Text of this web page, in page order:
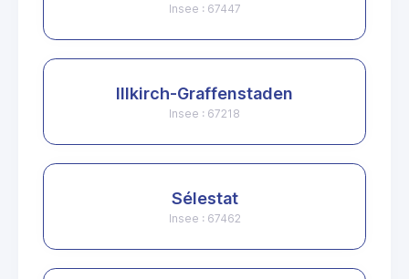
Insee : 67447
Illkirch-Graffenstaden
Insee : 67218
Sélestat
Insee : 67462